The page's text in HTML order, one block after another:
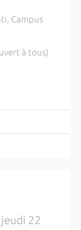
Campus
à tous)
22